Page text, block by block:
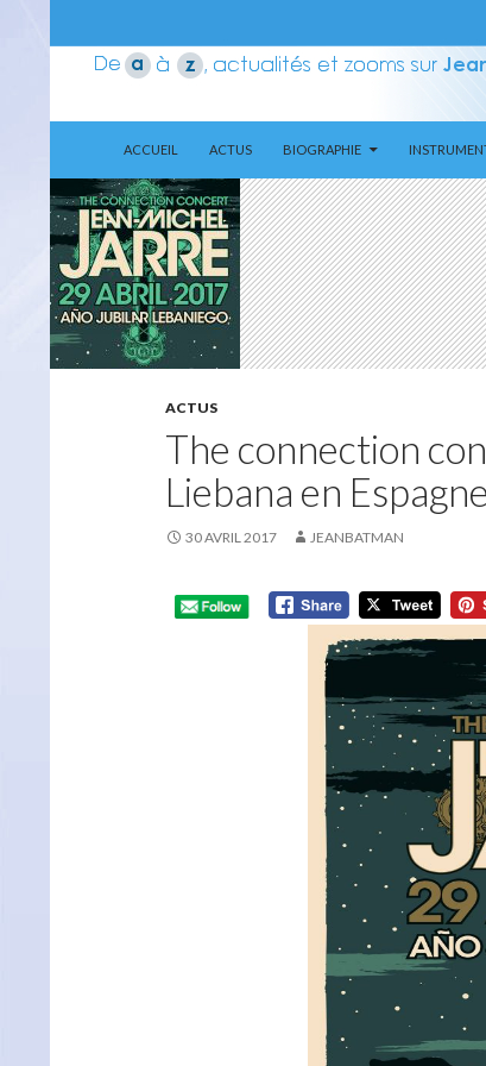
Aerozone JMJ
ACCUEIL
ACTUS BIOGRAPHIE
ACTUS
The connection
Liebana en
30 AVRIL 2017 JEANBATMAN